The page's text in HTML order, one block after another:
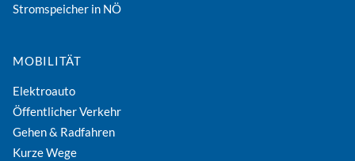
Stromspeicher in NÖ
MOBILITÄT
Elektroauto
Öffentlicher Verkehr
Gehen & Radfahren
Kurze Wege